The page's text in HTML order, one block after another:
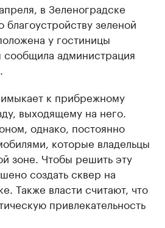
в Зеленоградске
благоустройству зеленой
у гостиницы
администрация
к прибрежному
выходящему на него.
однако, постоянно
которые владельцы
зоне. Чтобы решить эту
создать сквер на
Также власти считают, что
привлекательность